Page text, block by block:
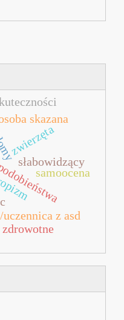
słabowidzący
samoocena
uczennica z asd
zwierzęta
skazana